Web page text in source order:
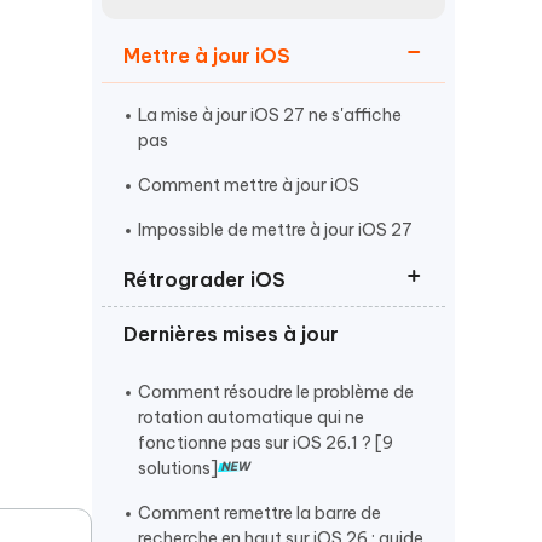
Plus de conseils utiles
Plus de conseils utiles
Commencer
Mettre à jour iOS
La mise à jour iOS 27 ne s'affiche
pas
Comment mettre à jour iOS
Impossible de mettre à jour iOS 27
Rétrograder iOS
Rétrograder d'iOS 27 vers iOS 26
Revenir à iOS 26 sans iTunes
Supprimer ou désinstaller iOS 27
Dernières mises à jour
Comment résoudre le problème de
rotation automatique qui ne
fonctionne pas sur iOS 26.1 ? [9
solutions]
Comment remettre la barre de